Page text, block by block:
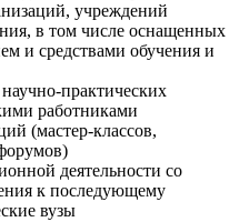
учреждений
в том числе оснащенных
и средствами обучения и
практических
работниками
(мастер-классов,
деятельности со
к последующему
вузы